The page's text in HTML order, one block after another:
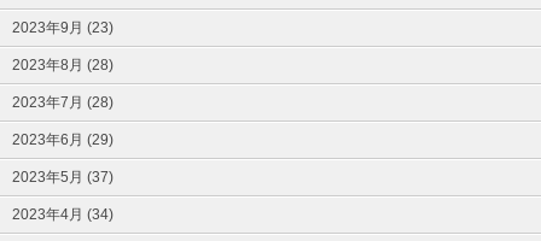
2023年9月 (23)
2023年8月 (28)
2023年7月 (28)
2023年6月 (29)
2023年5月 (37)
2023年4月 (34)